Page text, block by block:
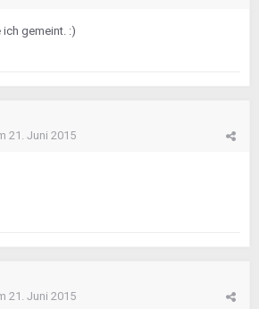
gemeint. :)
21. Juni 2015
21. Juni 2015